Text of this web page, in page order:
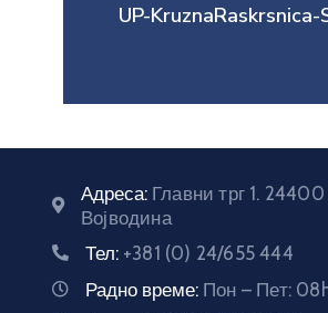
UP-
Адреса: Главни трг 1.
Војводина
Тел: +381 (0) 24/655 444
Радно време: Пон – Пет: